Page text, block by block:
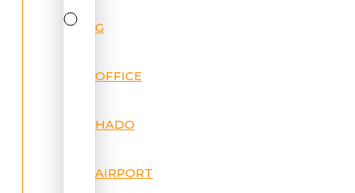
G
OFFICE
HADO
AIRPORT